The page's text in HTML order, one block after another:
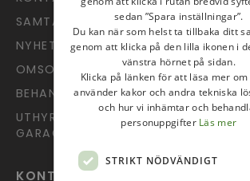
SAMTALSJOUREN
NYHETSARKIV
OMSORG
BEHANDLING AV PERSONUPPGIFTER
UTHYRNING AV LOKAL OCH
GARAGEPLATS
KONTAKT OCH GIVANDE
sedan ”Spara inställningar”.
Du kan när som helst ta tillbaka ditt
genom att klicka på den lilla ikonen i
vänstra hörnet på sidan.
Klicka på länken för att läsa mer om
använder kakor och andra tekniska
och hur vi inhämtar och
personuppgifter Läs mer
STRIKT NÖDVÄNDIGT